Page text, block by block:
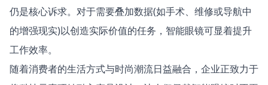
仍是核心诉求。对于需要叠加数据(如手术、维修或导航中
的增强现实)以创造实际价值的任务，智能眼镜可显着提升
工作效率。
随着消费者的生活方式与时尚潮流日益融合，企业正致力于